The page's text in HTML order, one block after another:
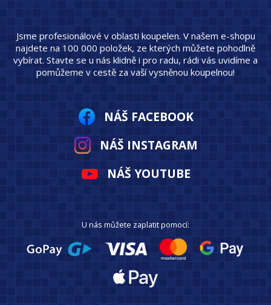
Jsme profesionálové v oblasti koupelen. V našem e-shopu
najdete na 100 000 položek, ze kterých můžete pohodlně
vybírat. Stavte se u nás klidně i pro radu, rádi vás uvidíme a
pomůžeme v cestě za vaší vysněnou koupelnou!
NÁŠ FACEBOOK
NÁŠ INSTAGRAM
NÁŠ YOUTUBE
U nás můžete zaplatit pomocí: